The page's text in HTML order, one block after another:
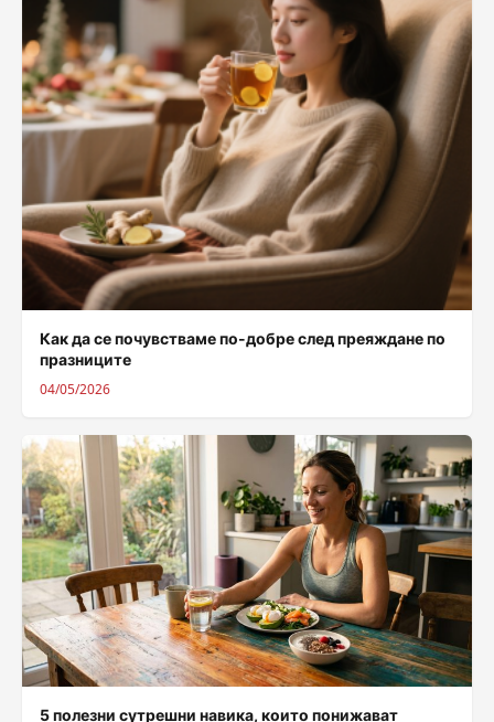
Как да се почувстваме по-добре след преяждане по
празниците
04/05/2026
5 полезни сутрешни навика, които понижават